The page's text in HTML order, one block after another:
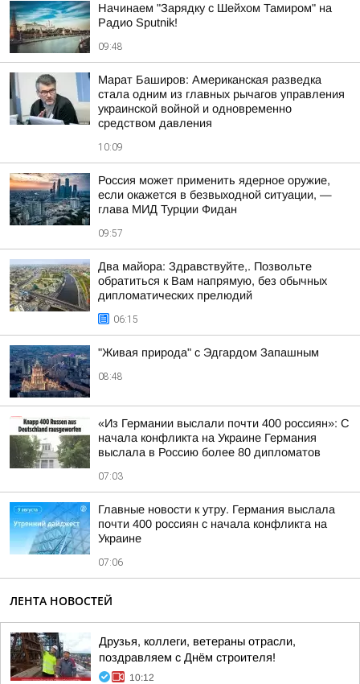
Начинаем "Зарядку с Шейхом Тамиром" на
Радио Sputnik!
09:48
Марат Баширов: Американская разведка
стала одним из главных рычагов управления
украинской войной и одновременно
средством давления
10:09
Россия может применить ядерное оружие,
если окажется в безвыходной ситуации, —
глава МИД Турции Фидан
09:57
Два майора: Здравствуйте,. Позвольте
обратиться к Вам напрямую, без обычных
дипломатических прелюдий
06:15
"Живая природа" с Эдгардом Запашным
08:48
«Из Германии выслали почти 400 россиян»: С
начала конфликта на Украине Германия
выслала в Россию более 80 дипломатов
07:03
Главные новости к утру. Германия выслала
почти 400 россиян с начала конфликта на
Украине
07:06
ЛЕНТА НОВОСТЕЙ
Друзья, коллеги, ветераны отрасли,
поздравляем с Днём строителя!
10:12